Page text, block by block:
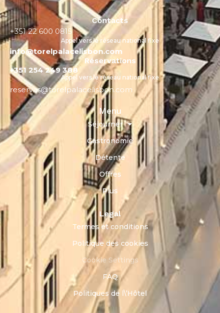
Contacts
+351 22 600 0815
Appel vers le réseau national fixe
info@torelpalacelisbon.com
Réservations
+351 254 249 388
Appel vers le réseau national fixe
reservas@torelpalacelisbon.com
Menu
Séjourner
Gastronomie
Détente
Offres
Plus
Legal
Termes et conditions
Politique des cookies
Cookie Settings
FAQ
Politiques de l\’Hôtel